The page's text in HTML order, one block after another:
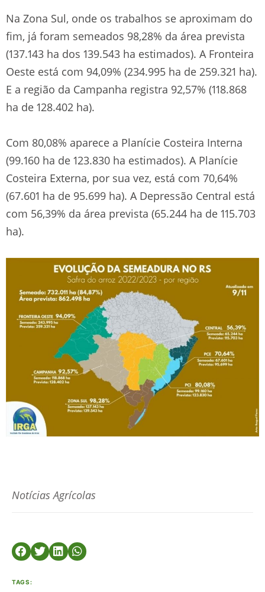
Na Zona Sul, onde os trabalhos se aproximam do
fim, já foram semeados 98,28% da área prevista
(137.143 ha dos 139.543 ha estimados). A Fronteira
Oeste está com 94,09% (234.995 ha de 259.321 ha).
E a região da Campanha registra 92,57% (118.868
ha de 128.402 ha).
Com 80,08% aparece a Planície Costeira Interna
(99.160 ha de 123.830 ha estimados). A Planície
Costeira Externa, por sua vez, está com 70,64%
(67.601 ha de 95.699 ha). A Depressão Central está
com 56,39% da área prevista (65.244 ha de 115.703
ha).
Notícias Agrícolas
TAGS: